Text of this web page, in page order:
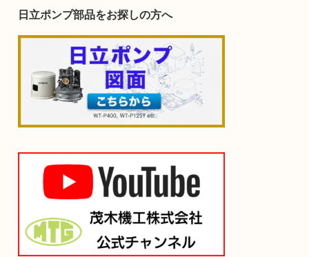
日立ポンプ部品をお探しの方へ